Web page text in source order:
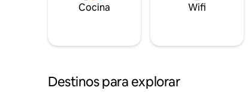
Cocina Wifi
Destinos para explorar